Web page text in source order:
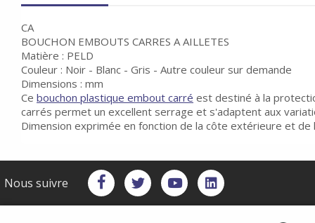
CA
BOUCHON EMBOUTS CARRES A AILLETES
Matière : PELD
Couleur : Noir - Blanc - Gris - Autre couleur sur demande
Dimensions : mm
Ce bouchon plastique embout carré est destiné à la
carrés permet un excellent serrage et s'adaptent aux
Dimension exprimée en fonction de la côte extérieure et de
Nous suivre